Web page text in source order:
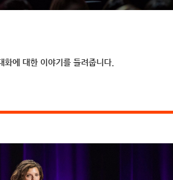
화에 대한 이야기를 들려줍니다.